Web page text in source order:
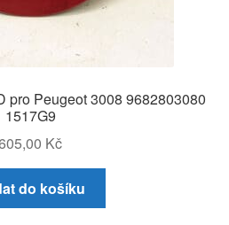
pro Peugeot 3008 9682803080
1517G9
Kč
do košíku